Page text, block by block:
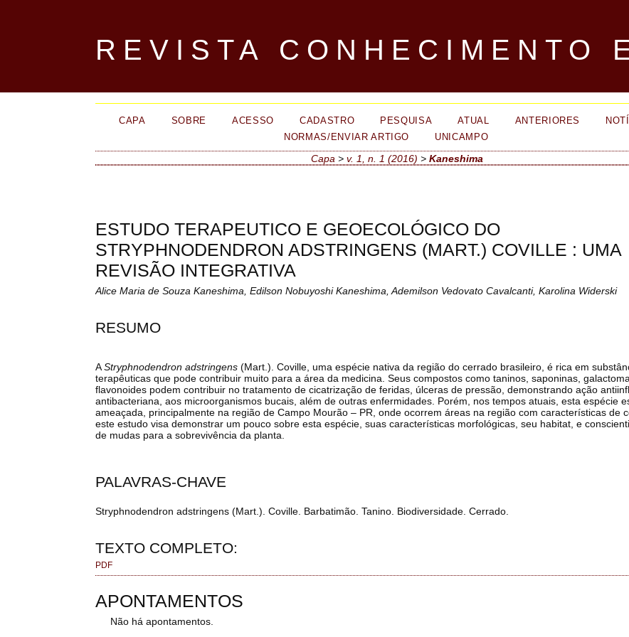
REVISTA CONHECIMENTO
CAPA SOBRE ACESSO CADASTRO PESQUISA ATUAL ANTERIORES
NORMAS/ENVIAR ARTIGO
UNICAMPO
Capa > v. 1, n. 1 (2016) > Kaneshima
ESTUDO TERAPEUTICO E GEOECOLÓGICO DO
STRYPHNODENDRON ADSTRINGENS (MART.) COVILLE : UMA
REVISÃO INTEGRATIVA
Alice Maria de Souza Kaneshima, Edilson Nobuyoshi Kaneshima, Ademilson Vedovato Cavalcanti, Karolina Widerski
RESUMO
AStryphnodendron adstringens(Mart.). Coville, uma espécie nativa da região do cerrado brasileiro, é rica em
terapêuticas que pode contribuir muito para a área da medicina. Seus compostos como taninos, saponinas,
flavonoides podem contribuir no tratamento de cicatrização de feridas, úlceras de pressão, demonstrando ação
antibacteriana, aos microorganismos bucais, além de outras enfermidades. Porém, nos tempos atuais, esta espécie
ameaçada, principalmente na região de Campo Mourão – PR, onde ocorrem áreas na região com características de
este estudo visa demonstrar um pouco sobre esta espécie, suas características morfológicas, seu habitat, e
de mudas para a sobrevivência da planta.
PALAVRAS-CHAVE
Stryphnodendron adstringens (Mart.). Coville. Barbatimão. Tanino. Biodiversidade. Cerrado.
TEXTO COMPLETO:
PDF
APONTAMENTOS
Não há apontamentos.